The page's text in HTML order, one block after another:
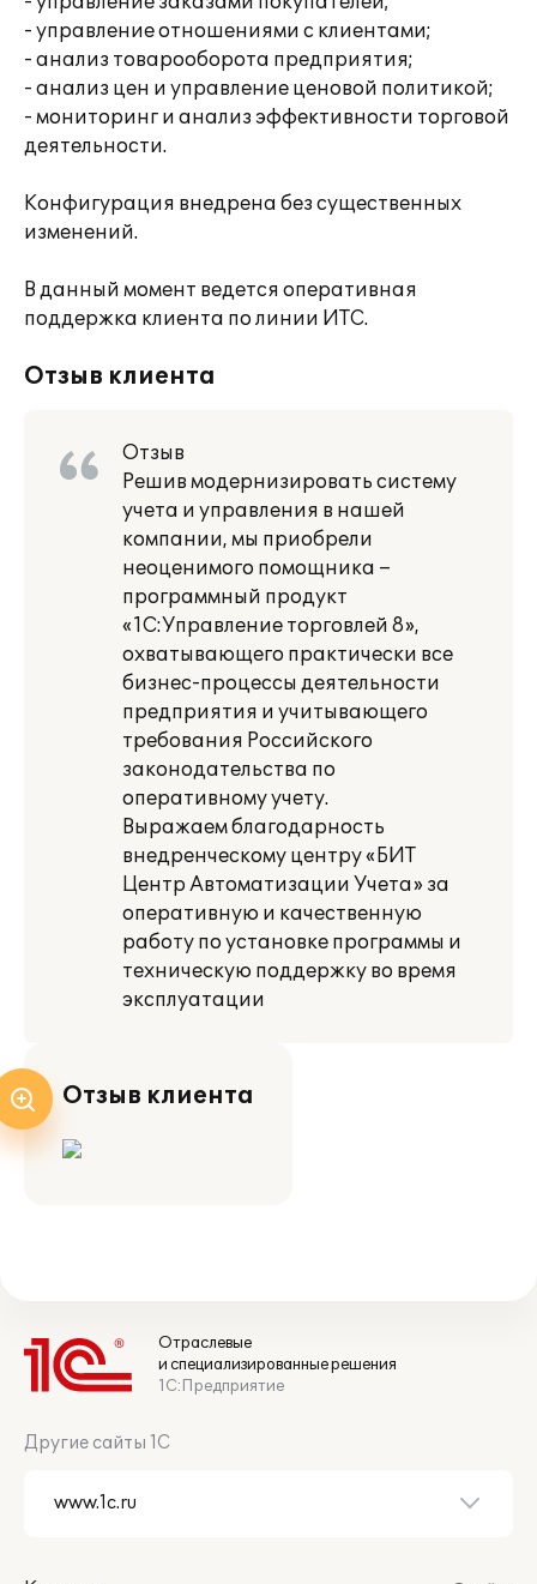
- управление отношениями с клиентами;
- анализ товарооборота предприятия;
- анализ цен и управление ценовой политикой;
- мониторинг и анализ эффективности торговой
деятельности.
Конфигурация внедрена без существенных
изменений.
В данный момент ведется оперативная
поддержка клиента по линии ИТС.
Отзыв клиента
Отзыв
Решив модернизировать систему
учета и управления в нашей
компании, мы приобрели
неоценимого помощника –
программный продукт
«1С:Управление торговлей 8»,
охватывающего практически все
бизнес-процессы деятельности
предприятия и учитывающего
требования Российского
законодательства по
оперативному учету.
Выражаем благодарность
внедренческому центру «БИТ
Центр Автоматизации Учета» за
оперативную и качественную
работу по установке программы и
техническую поддержку во время
эксплуатации
Отзыв клиента
Отраслевые
и специализированные решения
1С:Предприятие
Другие сайты 1С